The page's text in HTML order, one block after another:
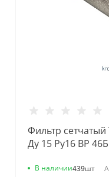
Фильтр
Ду 15 Ру16 ВР
В наличии439шт